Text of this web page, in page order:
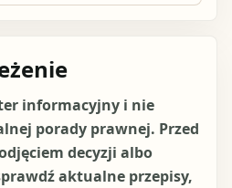
informacyjny i nie
porady prawnej. Przed
decyzji albo
aktualne przepisy,